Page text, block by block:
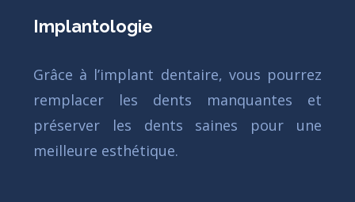
Implantologie
Grâce à l’implant dentaire, vous pourrez
remplacer les dents manquantes et
préserver les dents saines pour une
meilleure esthétique.